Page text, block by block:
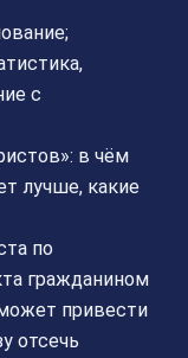
с
в чём
лучше, какие
по
гражданином
привести
отсечь